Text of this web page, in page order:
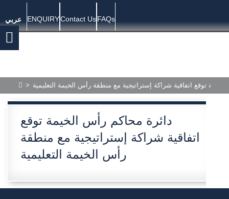
عربي ENQUIRYContact UsFAQs
> توقع اتفاقية شراكة إستراتيجية مع منطقة رأس الخيمة التعليمية
دائرة محاكم رأس الخيمة توقع
اتفاقية شراكة إستراتيجية مع منطقة
رأس الخيمة التعليمية